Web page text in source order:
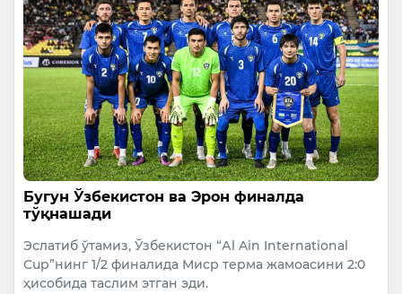
Бугун Ўзбекистон ва Эрон финалда
тўқнашади
Эслатиб ўтамиз, Ўзбекистон “Аl Ain International
Cup”нинг 1/2 финалида Миср терма жамоасини 2:0
ҳисобида таслим этган эди.